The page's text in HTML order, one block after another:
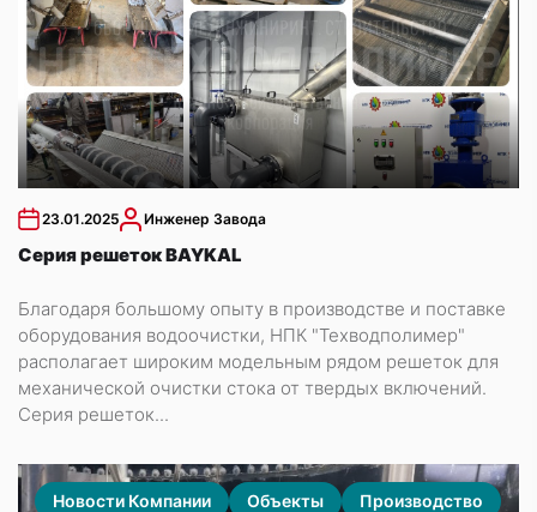
23.01.2025 Инженер Завода
Серия решеток BAYKAL
Благодаря большому опыту в производстве и поставке
оборудования водоочистки, НПК "Техводполимер"
располагает широким модельным рядом решеток для
механической очистки стока от твердых включений.
Серия решеток...
Новости Компании Объекты Производство